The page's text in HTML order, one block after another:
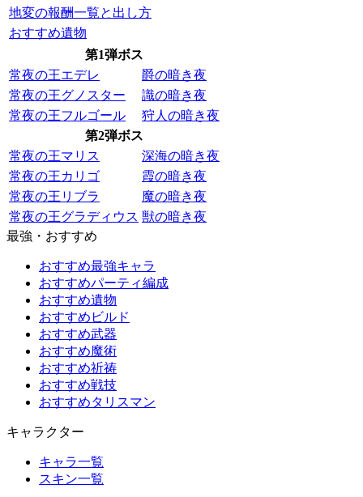
地変の報酬一覧と出し方
おすすめ遺物
第1弾ボス
常夜の王エデレ
爵の暗き夜
常夜の王グノスター
識の暗き夜
常夜の王フルゴール
狩人の暗き夜
第2弾ボス
常夜の王マリス
深海の暗き夜
常夜の王カリゴ
霞の暗き夜
常夜の王リブラ
魔の暗き夜
常夜の王グラディウス 獣の暗き夜
最強・おすすめ
おすすめ最強キャラ
おすすめパーティ編成
おすすめ遺物
おすすめビルド
おすすめ武器
おすすめ魔術
おすすめ祈祷
おすすめ戦技
おすすめタリスマン
キャラクター
キャラ一覧
スキン一覧